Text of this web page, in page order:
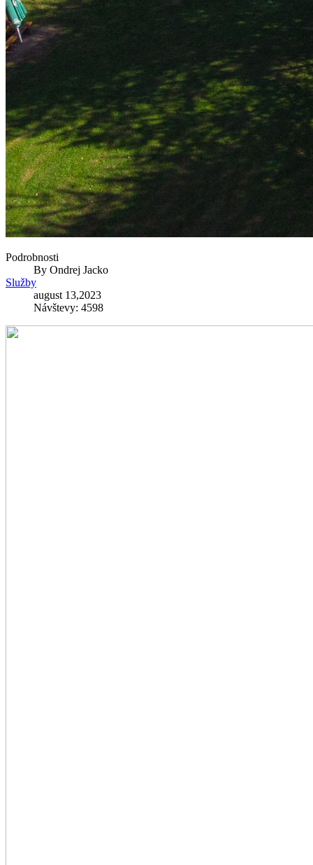
Podrobnosti
By Ondrej Jacko
Služby
august 13,2023
Návštevy: 4598